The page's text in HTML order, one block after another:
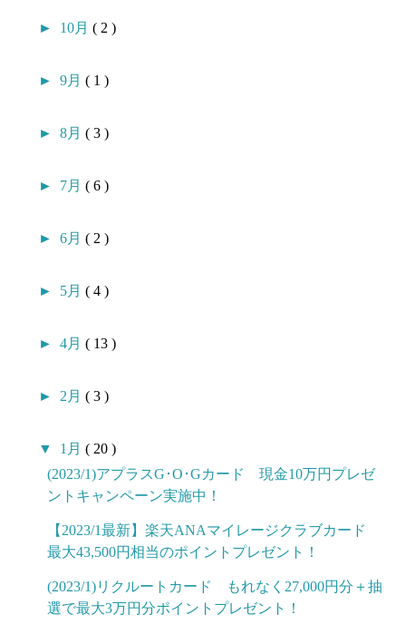
► 10月( 2 )
►9月( 1 )
►8月( 3 )
► 7月( 6 )
►6月( 2 )
► 5月( 4 )
►4月( 13 )
► 2月( 3 )
▼ 1月( 20 )
(2023/1)アプラスG･O･Gカード 現金10万円プレゼ
ントキャンペーン実施中！
【2023/1最新】楽天ANAマイレージクラブカード
最大43,500円相当のポイントプレゼント！
(2023/1)リクルートカード もれなく27,000円分＋抽
選で最大3万円分ポイントプレゼント！